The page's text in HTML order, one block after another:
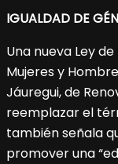
IGUALDAD DE
Una nueva Ley
Mujeres y
Jáuregui, de
reemplazar el
también señala
promover una